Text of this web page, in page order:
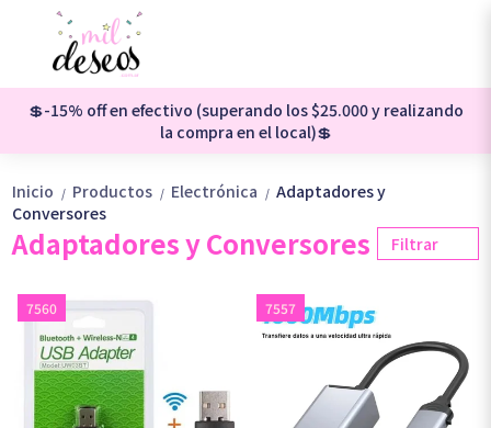
💲-15% off en efectivo (superando los $25.000 y realizando
la compra en el local)💲
Inicio / Productos / Electrónica / Adaptadores y
Conversores
Adaptadores y Conversores Filtrar
7560 7557